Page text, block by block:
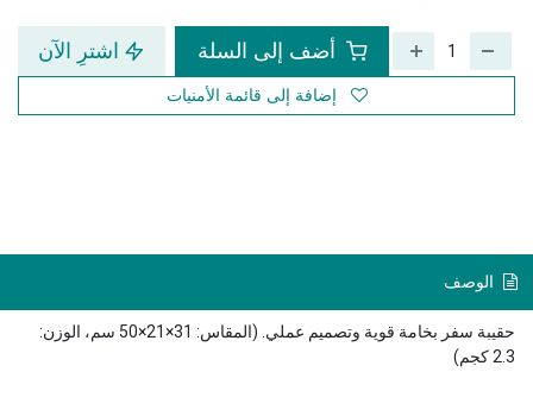
أضف إلى السلة اشترِ الآن
إضافة إلى قائمة الأمنيات
الوصف
حقيبة سفر بخامة قوية وتصميم عملي. (المقاس: 31×21×50 سم، الوزن:
2.3 كجم)